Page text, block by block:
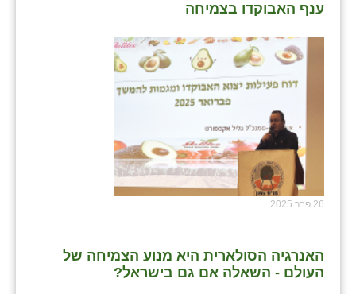
ענף האבוקדו בצמיחה
26 פבר 2025
האנרגיה הסולארית היא מנוע הצמיחה של
העולם - השאלה אם גם בישראל?